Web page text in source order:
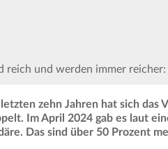
reich und werden immer
letzten zehn Jahren hat sich
Im April 2024 gab es laut
Das sind über 50 Prozent